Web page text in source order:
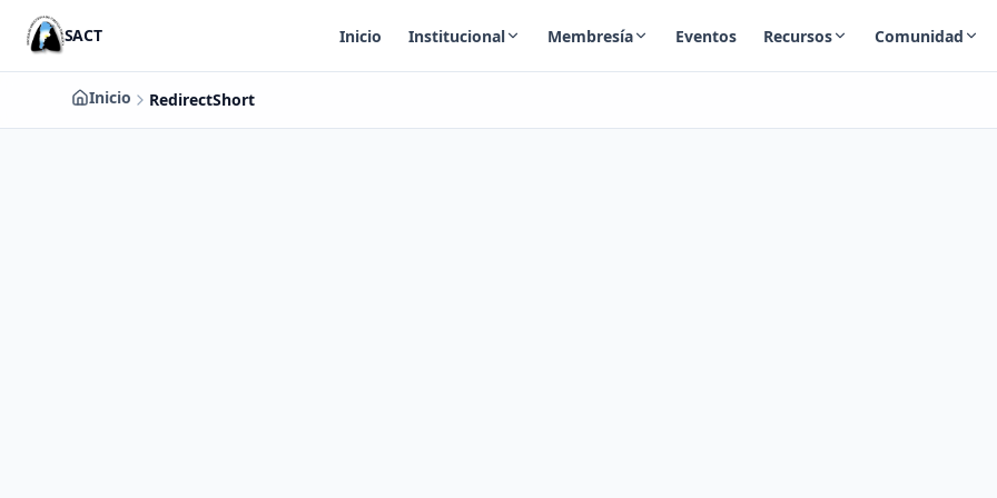
Saltar al contenido principal
SACT Inicio Institucional Membresía Eventos Recursos Comunidad
Inicio RedirectShort